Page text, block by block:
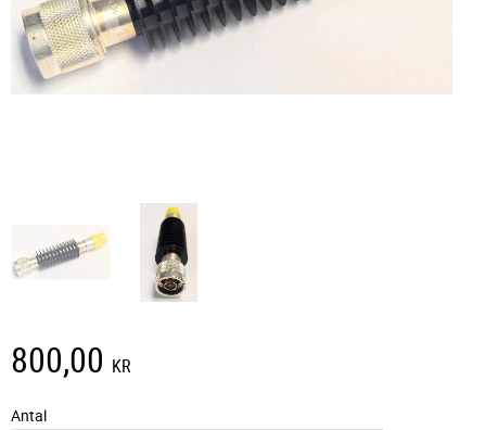
800,00 KR
Antal